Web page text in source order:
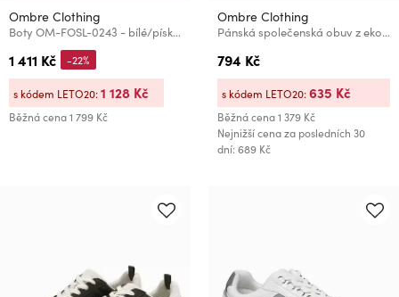
Ombre Clothing
Boty OM-FOSL-0243 - bílé/pískové Ombre Clothing
1 411 Kč
Běžná cena1 799 Kč
-22%
s kódem LETO20:1 128 Kč
Ombre Clothing
Pánská společenská obuv z eko nubuku Ombre Clothing V2 OM-FOCS-0151
794 Kč
Běžná cena1 379 Kč
Nejnižší cena za posledních 30
dní: 689 Kč
s kódem LETO20:635 Kč